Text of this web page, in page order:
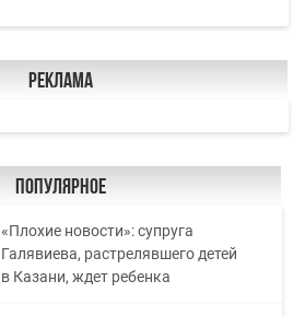
Реклама
Популярное
«Плохие новости»: супруга
Галявиева, растрелявшего детей
в Казани, ждет ребенка